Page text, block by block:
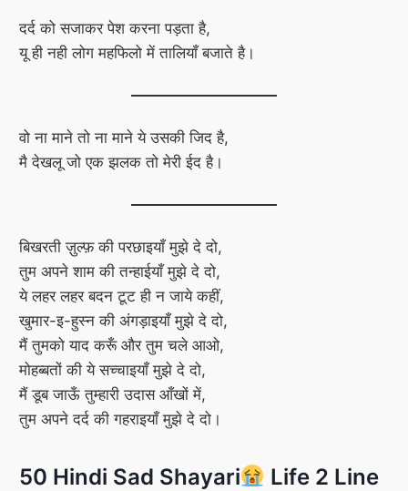
दर्द को सजाकर पेश करना पड़ता है,
यू ही नही लोग महफिलो में तालियाँ बजाते है।
वो ना माने तो ना माने ये उसकी जिद है,
मै देखलू जो एक झलक तो मेरी ईद है।
बिखरती ज़ुल्फ़ की परछाइयाँ मुझे दे दो,
तुम अपने शाम की तन्हाईयाँ मुझे दे दो,
ये लहर लहर बदन टूट ही न जाये कहीं,
खुमार-इ-हुस्न की अंगड़ाइयाँ मुझे दे दो,
मैं तुमको याद करूँ और तुम चले आओ,
मोहब्बतों की ये सच्चाइयाँ मुझे दे दो,
मैं डूब जाऊँ तुम्हारी उदास आँखों में,
तुम अपने दर्द की गहराइयाँ मुझे दे दो।
50 Hindi Sad Shayari Life 2 Line